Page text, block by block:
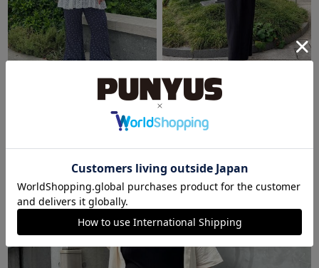
SHIBUYA109 SHIBUYA109